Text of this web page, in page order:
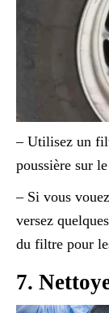
– Utilisez un
poussière sur
– Si vous
versez
du filtre pour
7.